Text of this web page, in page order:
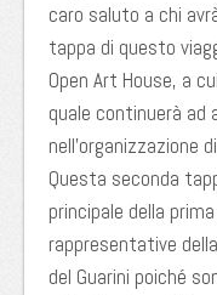
caro saluto a chi
tappa di questo
Open Art House, a
quale continuerà
nell’organizzazione
Questa seconda
principale della
rappresentative
del Guarini poiché